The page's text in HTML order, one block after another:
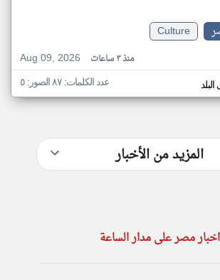
Culture
Aug 09, 2026
منذ ٣ ساعات
عدد الكلمات: ٨٧ الصور: ٥
المزيد من الأخبار
اخبار مصر على مدار الساعة